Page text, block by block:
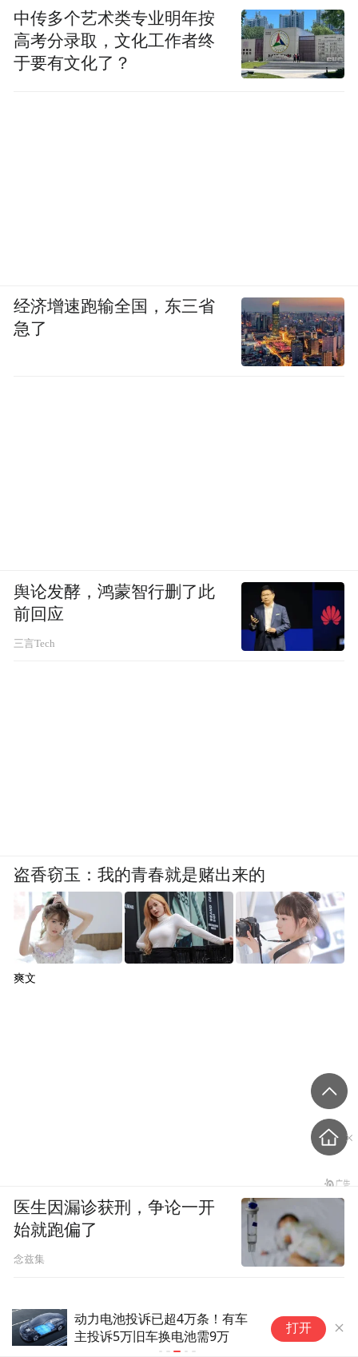
动力电池投诉已超4万条！有车
主投诉5万旧车换电池需9万
20cm速递|
工智能ETF
打开
中传多个艺术类专业明年按
高考分录取，文化工作者终
于要有文化了？
经济增速跑输全国，东三省
急了
舆论发酵，鸿蒙智行删了此
前回应
三言Tech
盗香窃玉：我的青春就是赌出来的
爽文
医生因漏诊获刑，争论一开
始就跑偏了
念兹集